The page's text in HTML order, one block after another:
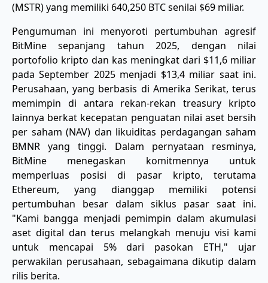
(MSTR) yang memiliki 640,250 BTC senilai $69 miliar.
Pengumuman ini menyoroti pertumbuhan agresif
BitMine sepanjang tahun 2025, dengan nilai
portofolio kripto dan kas meningkat dari $11,6 miliar
pada September 2025 menjadi $13,4 miliar saat ini.
Perusahaan, yang berbasis di Amerika Serikat, terus
memimpin di antara rekan-rekan treasury kripto
lainnya berkat kecepatan penguatan nilai aset bersih
per saham (NAV) dan likuiditas perdagangan saham
BMNR yang tinggi. Dalam pernyataan resminya,
BitMine menegaskan komitmennya untuk
memperluas posisi di pasar kripto, terutama
Ethereum, yang dianggap memiliki potensi
pertumbuhan besar dalam siklus pasar saat ini.
"Kami bangga menjadi pemimpin dalam akumulasi
aset digital dan terus melangkah menuju visi kami
untuk mencapai 5% dari pasokan ETH," ujar
perwakilan perusahaan, sebagaimana dikutip dalam
rilis berita.